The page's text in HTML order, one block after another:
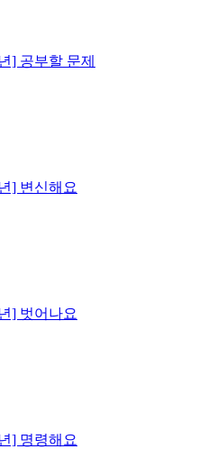
] 공부할 문제
] 변신해요
] 벗어나요
] 명령해요